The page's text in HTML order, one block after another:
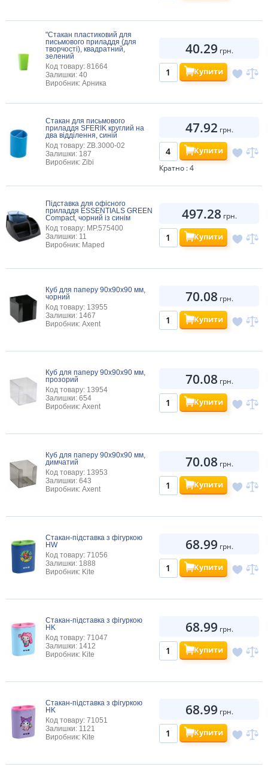
"Стакан пластиковий для
письмового приладдя (для
творчості), квадратний,
зелений
Код товару: 81664
Залишки: 40
Виробник: Арника
40.29 грн.
Купити
Стакан для письмового
приладдя SFERIK круглий на
два відділення, синій
Код товару: ZB.3000-02
Залишки: 187
Виробник: Zibi
47.92 грн.
Купити
Кратно : 4
Підставка для офісного
приладдя ESSENTIALS GREEN
Compact, чорний із синім
Код товару: MP.575400
Залишки: 11
Виробник: Maped
497.28 грн.
Купити
Куб для паперу 90x90x90 мм,
чорний
Код товару: 13955
Залишки: 1467
Виробник: Axent
70.08 грн.
Купити
Куб для паперу 90x90x90 мм,
прозорий
Код товару: 13954
Залишки: 654
Виробник: Axent
70.08 грн.
Купити
Куб для паперу 90x90x90 мм,
димчатий
Код товару: 13953
Залишки: 643
Виробник: Axent
70.08 грн.
Купити
Стакан-підставка з фігуркою
HW
Код товару: 71056
Залишки: 1888
Виробник: Kite
68.99 грн.
Купити
Стакан-підставка з фігуркою
HK
Код товару: 71047
Залишки: 1412
Виробник: Kite
68.99 грн.
Купити
Стакан-підставка з фігуркою
HK
Код товару: 71051
Залишки: 1121
Виробник: Kite
68.99 грн.
Купити